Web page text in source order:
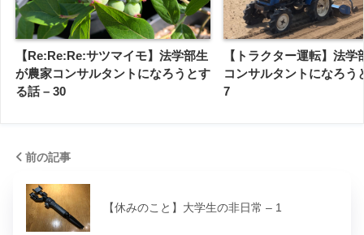
【Re:Re:Re:サツマイモ】法学部生
が農家コンサルタントになろうとす
る話 – 30
【トラクター運転】法学
コンサルタントになろう
7
前の記事
【休みのこと】大学生の非日常 – 1